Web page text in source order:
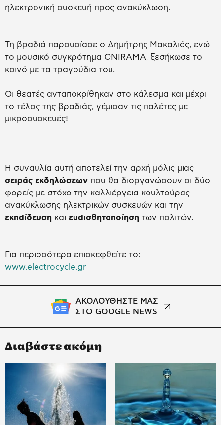
ηλεκτρονική συσκευή προς ανακύκλωση.
Τη βραδιά παρουσίασε ο Δημήτρης Μακαλιάς, ενώ
το μουσικό συγκρότημα ONIRAMA, ξεσήκωσε το
κοινό με τα τραγούδια του.
Οι θεατές ανταποκρίθηκαν στο κάλεσμα και μέχρι
το τέλος της βραδιάς, γέμισαν τις παλέτες με
μικροσυσκευές!
Η συναυλία αυτή αποτελεί την αρχή μόλις μιας
σειράς εκδηλώσεων που θα διοργανώσουν οι δύο
φορείς με στόχο την καλλιέργεια κουλτούρας
ανακύκλωσης ηλεκτρικών συσκευών και την
εκπαίδευση και ευαισθητοποίηση των πολιτών.
Για περισσότερα επισκεφθείτε το:
www.electrocycle.gr
ΑΚΟΛΟΥΘΗΣΤΕ ΜΑΣ
ΣΤΟ GOOGLE NEWS
Διαβάστε ακόμη